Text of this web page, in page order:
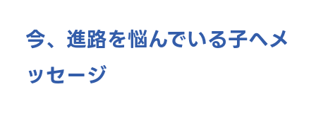
今、進路を悩んでいる子へメ
ッセージ